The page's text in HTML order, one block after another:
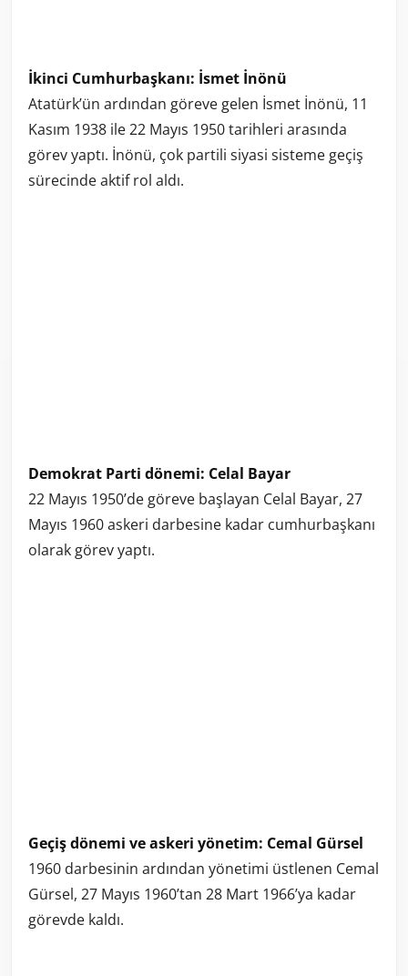
İkinci Cumhurbaşkanı: İsmet İnönü
Atatürk’ün ardından göreve gelen İsmet İnönü, 11
Kasım 1938 ile 22 Mayıs 1950 tarihleri arasında
görev yaptı. İnönü, çok partili siyasi sisteme geçiş
sürecinde aktif rol aldı.
Demokrat Parti dönemi: Celal Bayar
22 Mayıs 1950’de göreve başlayan Celal Bayar, 27
Mayıs 1960 askeri darbesine kadar cumhurbaşkanı
olarak görev yaptı.
Geçiş dönemi ve askeri yönetim: Cemal Gürsel
1960 darbesinin ardından yönetimi üstlenen Cemal
Gürsel, 27 Mayıs 1960’tan 28 Mart 1966’ya kadar
görevde kaldı.